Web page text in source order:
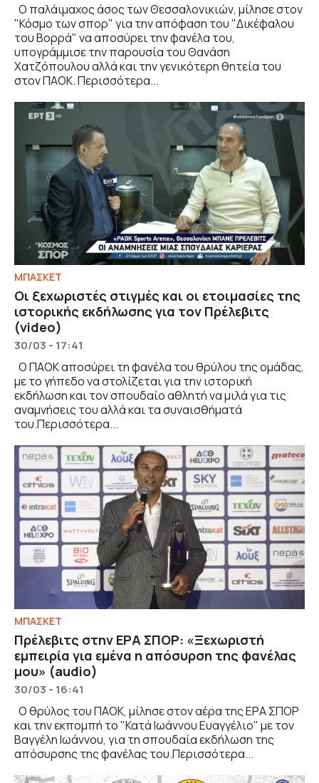
Ο παλάιμαχος άσος των Θεσσαλονικιών, μίλησε στον
"Κόσμο των σπορ" για την απόφαση του "Δικέφαλου
του Βορρά" να αποσύρει την φανέλα του,
υπογράμμισε την παρουσία του Θανάση
Χατζόπουλου αλλά και την γενικότερη θητεία του
στον ΠΑΟΚ. Περισσότερα...
ΜΠΑΣΚΕΤ
Οι ξεχωριστές στιγμές και οι ετοιμασίες της
ιστορικής εκδήλωσης για τον Πρέλεβιτς
(video)
30/03 - 17:41
Ο ΠΑΟΚ αποσύρει τη φανέλα του θρύλου της ομάδας,
με το γήπεδο να στολίζεται για την ιστορική
εκδήλωση και τον σπουδαίο αθλητή να μιλά για τις
αναμνήσεις του αλλά και τα συναισθήματά
του.Περισσότερα...
ΜΠΑΣΚΕΤ
Πρέλεβιτς στην ΕΡΑ ΣΠΟΡ: «Ξεχωριστή
εμπειρία για εμένα η απόσυρση της φανέλας
μου» (audio)
30/03 - 16:41
Ο θρύλος του ΠΑΟΚ, μίλησε στον αέρα της ΕΡΑ ΣΠΟΡ
και την εκπομπή το "Κατά Ιωάννου Ευαγγέλιο" με τον
Βαγγέλη Ιωάννου, για τη σπουδαία εκδήλωση της
απόσυρσης της φανέλας του.Περισσότερα...